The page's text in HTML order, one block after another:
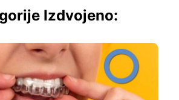
Izdvojeno: